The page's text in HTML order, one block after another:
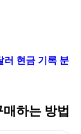
러 현금 기록 분
하는 방법